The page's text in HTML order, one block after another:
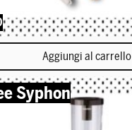
Aggiungi al carrello
Syphon